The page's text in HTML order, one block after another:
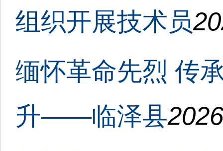
组织开展技术员
缅怀革命先烈 传
升——临泽县